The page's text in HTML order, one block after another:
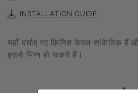
INSTALLATION GUIDE
यहाँ दर्शाए गए फ़िनिश केवल सांकेतिक हैं
इससे भिन्न हो सकते हैं।